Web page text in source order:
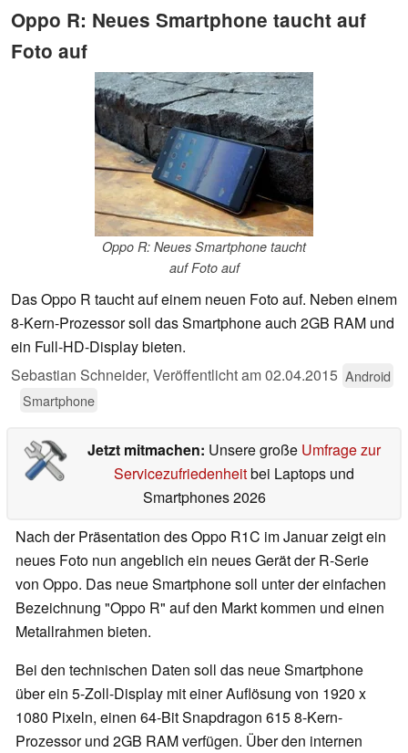
Oppo R: Neues Smartphone taucht auf
Foto auf
Oppo R: Neues Smartphone taucht
auf Foto auf
Das Oppo R taucht auf einem neuen Foto auf. Neben einem
8-Kern-Prozessor soll das Smartphone auch 2GB RAM und
ein Full-HD-Display bieten.
Sebastian Schneider, Veröffentlicht am02.04.2015 Android
Smartphone
Jetzt mitmachen: Unsere große Umfrage zur
Servicezufriedenheitbei Laptops und
Smartphones 2026
Nach der Präsentation des Oppo R1C im Januar zeigt ein
neues Foto nun angeblich ein neues Gerät der R-Serie
von Oppo. Das neue Smartphone soll unter der einfachen
Bezeichnung "Oppo R" auf den Markt kommen und einen
Metallrahmen bieten.
Bei den technischen Daten soll das neue Smartphone
über ein 5-Zoll-Display mit einer Auflösung von 1920 x
1080 Pixeln, einen 64-Bit Snapdragon 615 8-Kern-
Prozessor und 2GB RAM verfügen. Über den internen